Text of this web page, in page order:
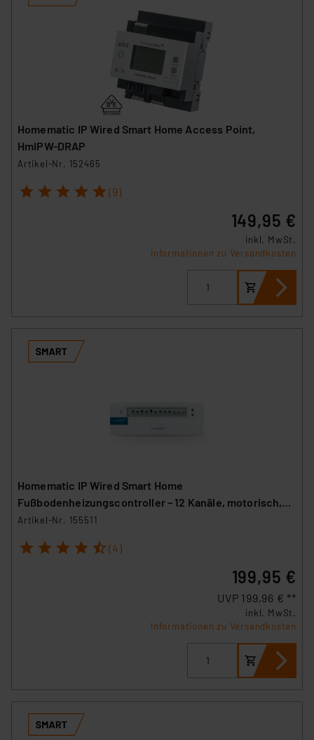
Homematic IP Wired Smart Home Access Point,
HmIPW-DRAP
Artikel-Nr. 152465
1 2 3 4 5 (9)
149,95 €
inkl. MwSt.
Informationen zu Versandkosten
Homematic IP Wired Smart Home
Fußbodenheizungscontroller – 12 Kanäle, motorisch,
HmIPW-FALMOT-C12
Artikel-Nr. 155511
1 2 3 4 5 (4)
199,95 €
UVP 199,96 € **
inkl. MwSt.
Informationen zu Versandkosten